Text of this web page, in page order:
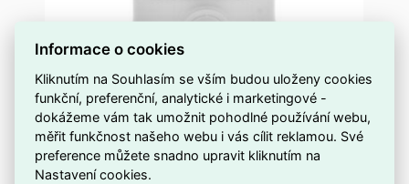
Modul optický MICROLAMP STEADY 12/240V
ACDC IP54 M16 červená světle šedá 79783
Dostupnost EMAS na objednávku
Informace o cookies
Kliknutím na Souhlasím se vším budou uloženy cookies
funkční, preferenční, analytické i marketingové -
dokážeme vám tak umožnit pohodlné používání webu,
měřit funkčnost našeho webu i vás cílit reklamou. Své
preference můžete snadno upravit kliknutím na
Nastavení cookies.